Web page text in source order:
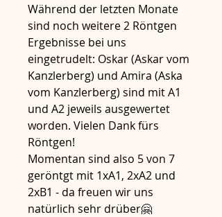
Während der letzten Monate
sind noch weitere 2 Röntgen
Ergebnisse bei uns
eingetrudelt: Oskar (Askar vom
Kanzlerberg) und Amira (Aska
vom Kanzlerberg) sind mit A1
und A2 jeweils ausgewertet
worden. Vielen Dank fürs
Röntgen!
Momentan sind also 5 von 7
geröntgt mit 1xA1, 2xA2 und
2xB1 - da freuen wir uns
natürlich sehr drüber🤗